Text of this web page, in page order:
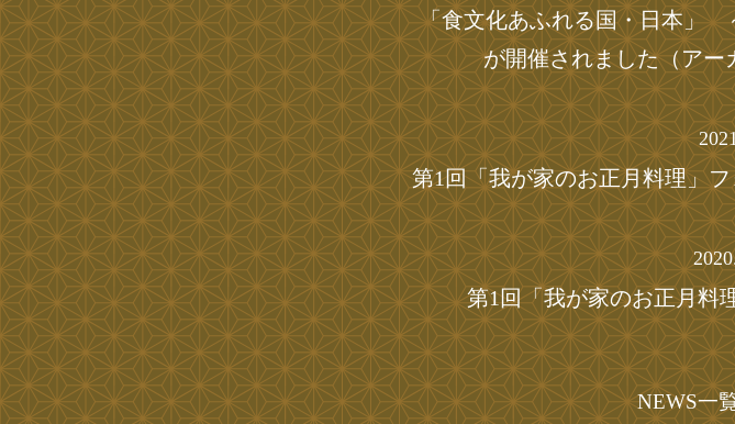
「食文化あふれる国・日本」
が開催されました（ア
第1回「我が家のお正月料理」
第1回「我が家のお正月料
NEWS一